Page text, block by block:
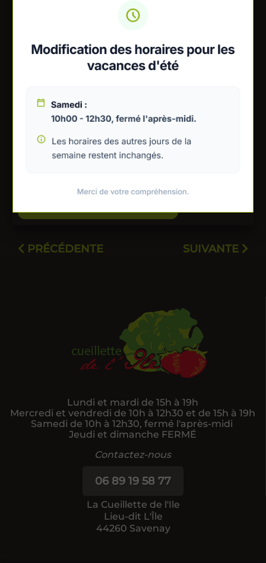
Préparation
Mettre dans le bol du blender, les cerises avec le
yaourt, le sucre et le miel.
Mixez.
Mettre au frais pendant 2 heures au moins avant
PRÉCÉDENTE SUIVANTE
Lundi et mardi de 15h à 19h
Mercredi et vendredi de 10h à 12h30 et de 15h à 19h
Samedi de 10h à 12h30, fermé l'après-midi
Jeudi et dimanche FERMÉ
Contactez-nous
06 89 19 58 77
La Cueillette de l'Ile
Lieu-dit L'Île
44260 Savenay